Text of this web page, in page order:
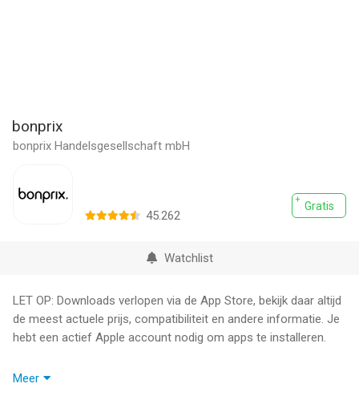
bonprix
bonprix Handelsgesellschaft mbH
Gratis
45.262
Watchlist
LET OP: Downloads verlopen via de App Store, bekijk daar altijd
de meest actuele prijs, compatibiliteit en andere informatie. Je
hebt een actief Apple account nodig om apps te installeren.
bonprix staat voor 40 jaar mode én modemomenten in het
Meer